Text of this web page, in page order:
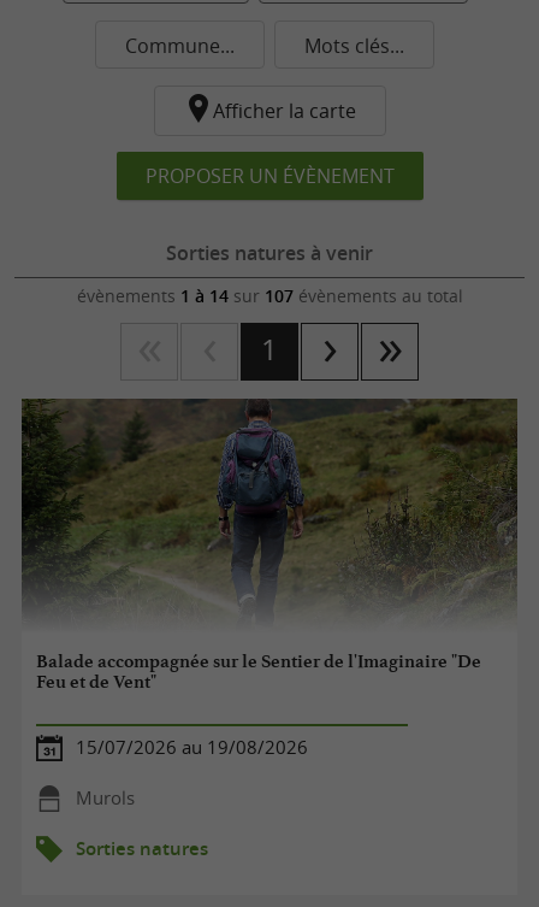
Commune... Mots clés...
Afficher la carte
PROPOSER UN ÉVÈNEMENT
Sorties natures à venir
évènements 1 à 14sur 107évènements au total
1
Balade accompagnée sur le Sentier de l'Imaginaire "De
Feu et de Vent"
15/07/2026 au 19/08/2026
Murols
Sorties natures